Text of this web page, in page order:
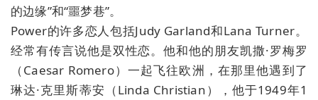
的边缘”和“噩梦巷”。
Power的许多恋人包括Judy Garland和Lana Turner。
经常有传言说他是双性恋。他和他的朋友凯撒·罗梅罗
（Caesar Romero）一起飞往欧洲，在那里他遇到了
琳达·克里斯蒂安（Linda Christian），他于1949年1